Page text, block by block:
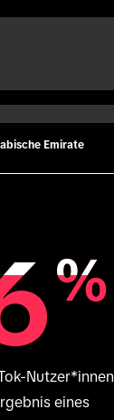
Emirate
%
%
Nutzer*innen
eines